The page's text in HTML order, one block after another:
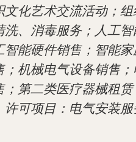
文化艺术交流活动；
洗、消毒服务；人工
智能硬件销售；智能
；机械电气设备销售
；第二类医疗器械租
许可项目：电气安装服